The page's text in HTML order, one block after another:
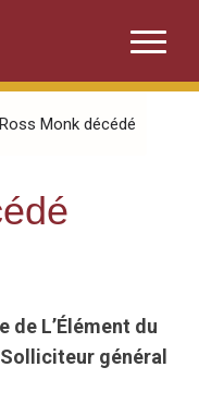
Ross Monk décédé
de L’Élément du
général